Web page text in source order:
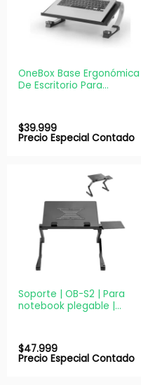
OneBox Base Ergonómica
De Escritorio Para
$39.999
Precio Especial Contado
Soporte | OB-S2 | Para
notebook plegable |
$47.999
Precio Especial Contado